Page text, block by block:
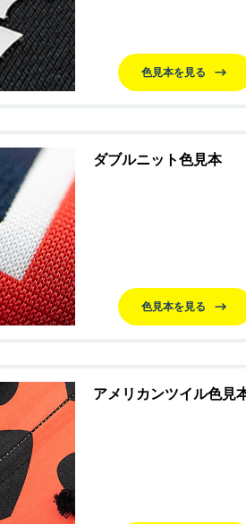
色見本を見る
ダブルニット色見本
色見本を見る
アメリカンツイル色見